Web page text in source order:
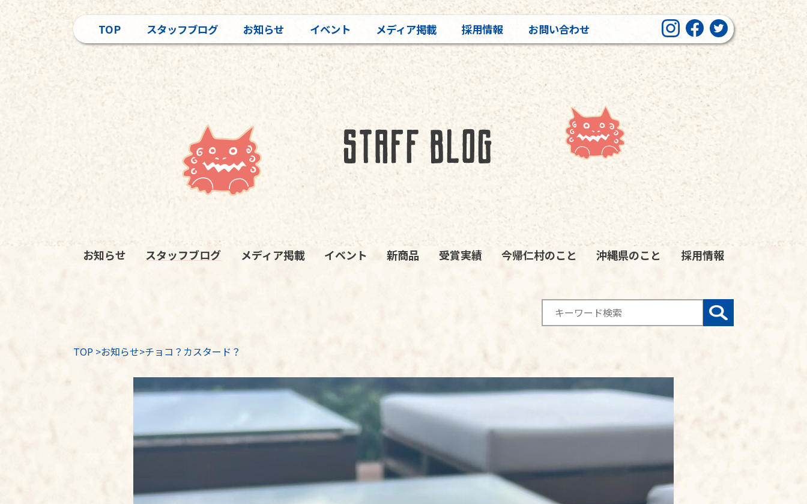
TOP スタッフブログ お知らせ イベント メディア掲載 採用情報 お問い合わせ
お知らせ スタッフブログ メディア掲載 イベント 新商品 受賞実績 今帰仁村のこと 沖縄県のこと 採用情報
TOP >お知らせ>チョコ？カスタード？